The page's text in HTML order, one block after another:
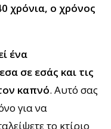
χρόνια, ο χρόνος
ένα
σε εσάς και τις
καπνό. Αυτό σας
για να
το κτίριο